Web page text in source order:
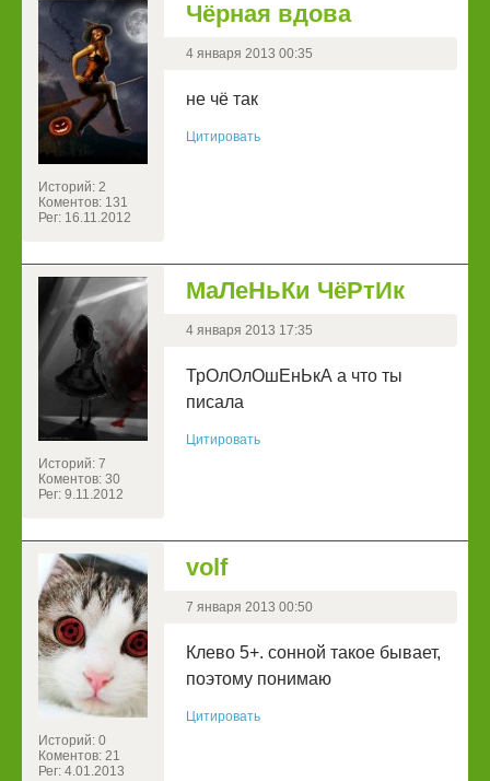
Историй: 2
Коментов: 131
Рег: 16.11.2012
Чёрная вдова
4 января 2013 00:35
не чё так
Цитировать
Историй: 7
Коментов: 30
Рег: 9.11.2012
МаЛеНьКи ЧёРтИк
4 января 2013 17:35
ТрОлОлОшЕнЬкА а что ты
писала
Цитировать
Историй: 0
Коментов: 21
Рег: 4.01.2013
volf
7 января 2013 00:50
Клево 5+. сонной такое бывает,
поэтому понимаю
Цитировать